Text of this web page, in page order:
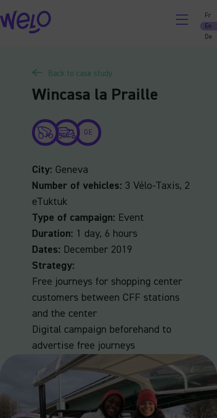
Skip
to
content
Fr
En
De
Back to case study
Wincasa la Praille
GE
City: Geneva
Number of vehicles: 3 Vélo-Taxis, 2
eTuktuk
Type of campaign: Event
Duration: 1 day, 6 hours
Dates: December 2019
Strategy:
Free journeys for shopping center
customers between CFF stations
and the center
Digital campaign beforehand to
advertise free journeys